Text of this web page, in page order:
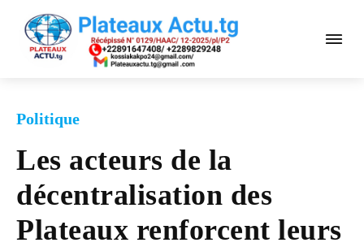
Politique
Les acteurs de la
décentralisation des
Plateaux renforcent leurs